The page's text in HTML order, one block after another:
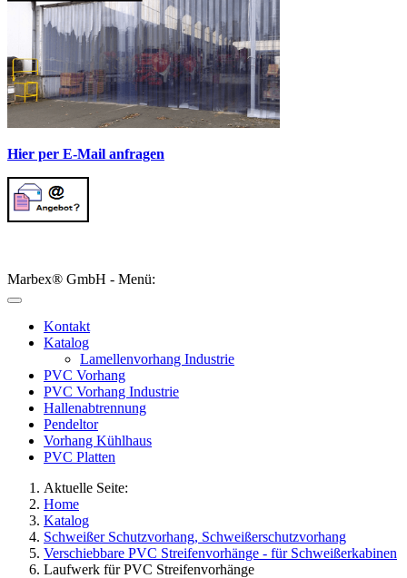
Hier per E-Mail anfragen
Marbex® GmbH - Menü:
Kontakt
Katalog
Lamellenvorhang Industrie
PVC Vorhang
PVC Vorhang Industrie
Hallenabtrennung
Pendeltor
Vorhang Kühlhaus
PVC Platten
Aktuelle Seite:
Home
Katalog
Schweißer Schutzvorhang, Schweißerschutzvorhang
Verschiebbare PVC Streifenvorhänge - für Schweißerkabinen
Laufwerk für PVC Streifenvorhänge